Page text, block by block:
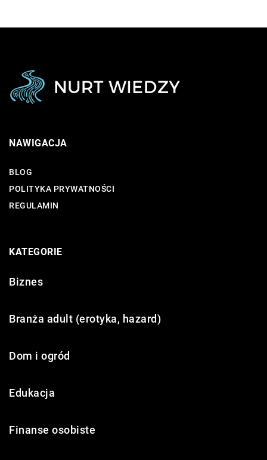
NAWIGACJA
BLOG
POLITYKA PRYWATNOŚCI
REGULAMIN
KATEGORIE
Biznes
Branża adult (erotyka, hazard)
Dom i ogród
Edukacja
Finanse osobiste